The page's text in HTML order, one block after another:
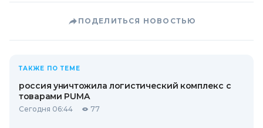
ПОДЕЛИТЬСЯ НОВОСТЬЮ
ТАКЖЕ ПО ТЕМЕ
россия уничтожила логистический комплекс с
товарами PUMA
Сегодня 06:44 77